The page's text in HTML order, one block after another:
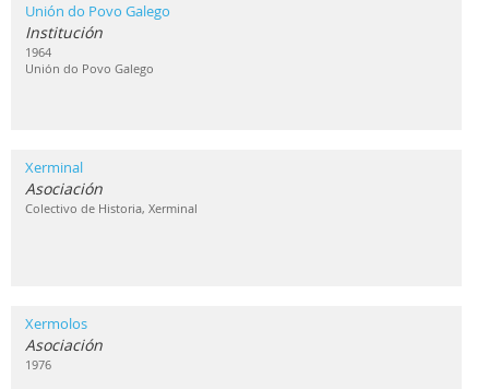
Unión do Povo Galego
Institución
1964
Unión do Povo Galego
Xerminal
Asociación
Colectivo de Historia, Xerminal
Xermolos
Asociación
1976